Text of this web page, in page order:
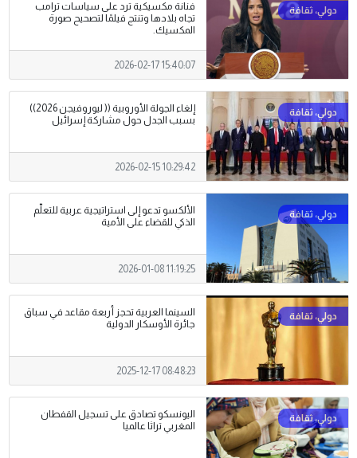
فنانة مكسيكية ترد على سياسات ترامب
تجاه بلادها وتنتج فيلمًا لتصحيح صورة
المكسيك.
2026-02-17 15:40:07
إلغاء الجولة الأوروبية (( ليوروفيجن 2026))
بسبب الجدل حول مشاركة إسرائيل
2026-02-15 10:29:42
الألكسو تدعو إلى استراتيجية عربية للتعلّم
الذكي للقضاء على الأمية
2026-01-08 11:19:25
السينما العربية تحجز أربعة مقاعد في سباق
جائرة الأوسكار الدولية
2025-12-17 08:48:23
اليونسكو تصادق على تسجيل القفطان
المغربي تراثا عالميا